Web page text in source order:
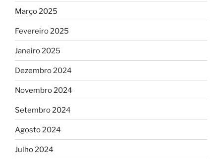
Março 2025
Fevereiro 2025
Janeiro 2025
Dezembro 2024
Novembro 2024
Setembro 2024
Agosto 2024
Julho 2024